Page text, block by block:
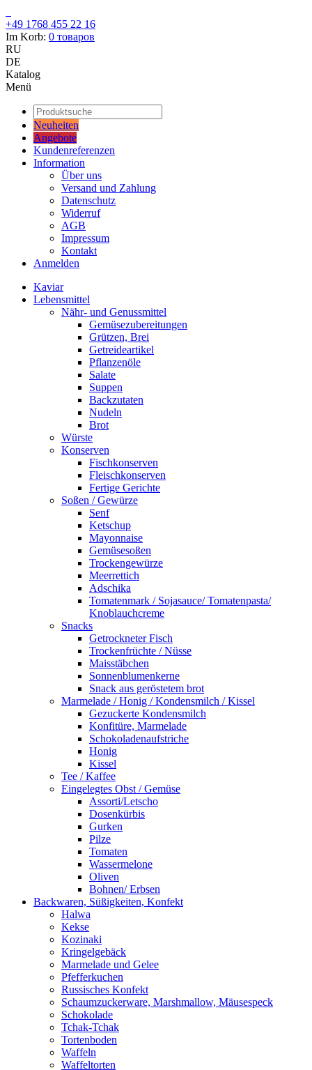
+49 1768 455 22 16
Im Korb: 0 товаров
RU
DE
Katalog
Menü
Neuheiten
Angebote
Kundenreferenzen
Information
Über uns
Versand und Zahlung
Datenschutz
Widerruf
AGB
Impressum
Kontakt
Anmelden
Kaviar
Lebensmittel
Nähr- und Genussmittel
Gemüsezubereitungen
Grützen, Brei
Getreideartikel
Pflanzenöle
Salate
Suppen
Backzutaten
Nudeln
Brot
Würste
Konserven
Fischkonserven
Fleischkonserven
Fertige Gerichte
Soßen / Gewürze
Senf
Ketschup
Mayonnaise
Gemüsesoßen
Trockengewürze
Meerrettich
Adschika
Tomatenmark / Sojasauce/ Tomatenpasta/
Knoblauchcreme
Snacks
Getrockneter Fisch
Trockenfrüchte / Nüsse
Maisstäbchen
Sonnenblumenkerne
Snack aus geröstetem brot
Marmelade / Honig / Kondensmilch / Kissel
Gezuckerte Kondensmilch
Konfitüre, Marmelade
Schokoladenaufstriche
Honig
Kissel
Tee / Kaffee
Eingelegtes Obst / Gemüse
Assorti/Letscho
Dosenkürbis
Gurken
Pilze
Tomaten
Wassermelone
Oliven
Bohnen/ Erbsen
Backwaren, Süßigkeiten, Konfekt
Halwa
Kekse
Kozinaki
Kringelgebäck
Marmelade und Gelee
Pfefferkuchen
Russisches Konfekt
Schaumzuckerware, Marshmallow, Mäusespeck
Schokolade
Tchak-Tchak
Tortenboden
Waffeln
Waffeltorten